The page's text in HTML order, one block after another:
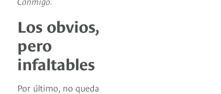
Los obvios,
pero
infaltables
Por último, no queda